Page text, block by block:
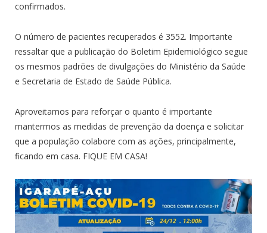
confirmados.
O número de pacientes recuperados é 3552. Importante
ressaltar que a publicação do Boletim Epidemiológico segue
os mesmos padrões de divulgações do Ministério da Saúde
e Secretaria de Estado de Saúde Pública.
Aproveitamos para reforçar o quanto é importante
mantermos as medidas de prevenção da doença e solicitar
que a população colabore com as ações, principalmente,
ficando em casa. FIQUE EM CASA!